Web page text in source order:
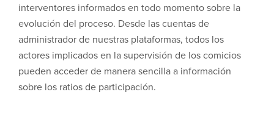
interventores informados en todo momento sobre la
evolución del proceso. Desde las cuentas de
administrador de nuestras plataformas, todos los
actores implicados en la supervisión de los comicios
pueden acceder de manera sencilla a información
sobre los ratios de participación.